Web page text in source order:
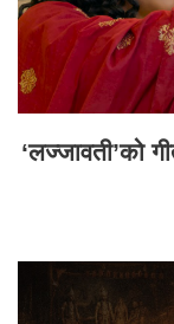
‘लज्जावती’को